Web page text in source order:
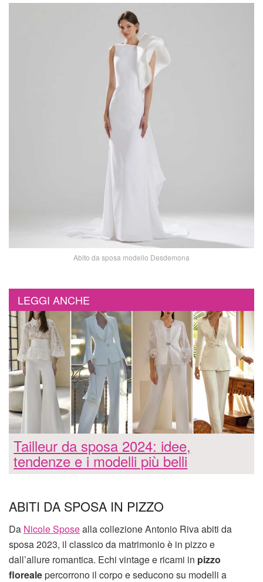
Abito da sposa modello Desdemona
LEGGI ANCHE
Tailleur da sposa 2024: idee,
tendenze e i modelli più belli
ABITI DA SPOSA IN PIZZO
Da Nicole Sposealla collezione Antonio Riva abiti da
sposa 2023, il classico da matrimonio è in pizzo e
dall’allure romantica. Echi vintage e ricami in pizzo
florealepercorrono il corpo e seducono su modelli a